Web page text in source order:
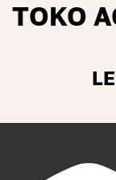
TOKO